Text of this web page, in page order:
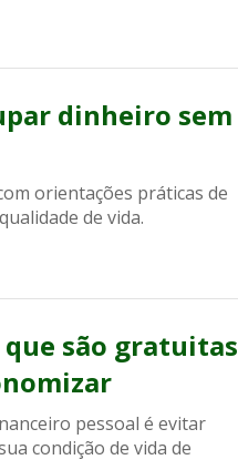
dinheiro sem
orientações práticas de
de vida.
são gratuitas
pessoal é evitar
condição de vida de